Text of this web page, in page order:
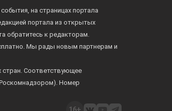
на страницах портала
портала из открытых
обратитесь к редакторам.
Мы рады новым партнерам и
стран. Соответствующее
Номер